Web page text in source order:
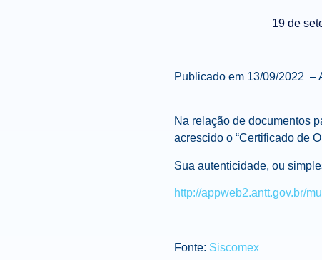
19 de
Publicado em 13/09/2022 –
Na relação de documentos
acrescido o “Certificado de
Sua autenticidade, ou
http://appweb2.antt.gov.br/
Fonte: Siscomex